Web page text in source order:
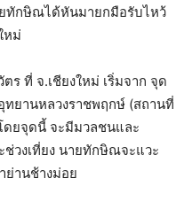
ทักษิณได้หันมายกมือรับไหว้
หม่
ที่ จ.เชียงใหม่ เริ่มจาก จุด
ทยานหลวงราชพฤกษ์ (สถานที่
ยจุดนี้ จะมีมวลชนและ
วงเที่ยง นายทักษิณจะแวะ
ย่านช้างม่อย